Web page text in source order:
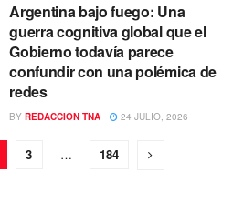
Argentina bajo fuego: Una
guerra cognitiva global que el
Gobierno todavía parece
confundir con una polémica de
redes
BY REDACCION TNA 24 JULIO, 2026
3 … 184